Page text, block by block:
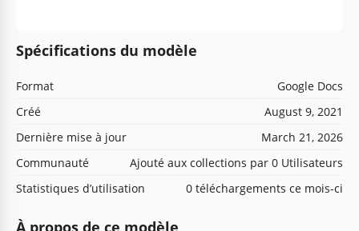
Spécifications du modèle
Format
Google Docs
Créé
August 9, 2021
Dernière mise à jour
March 21, 2026
Communauté
Ajouté aux collections par 0 Utilisateurs
Statistiques d’utilisation
0 téléchargements ce mois-ci
À propos de ce modèle